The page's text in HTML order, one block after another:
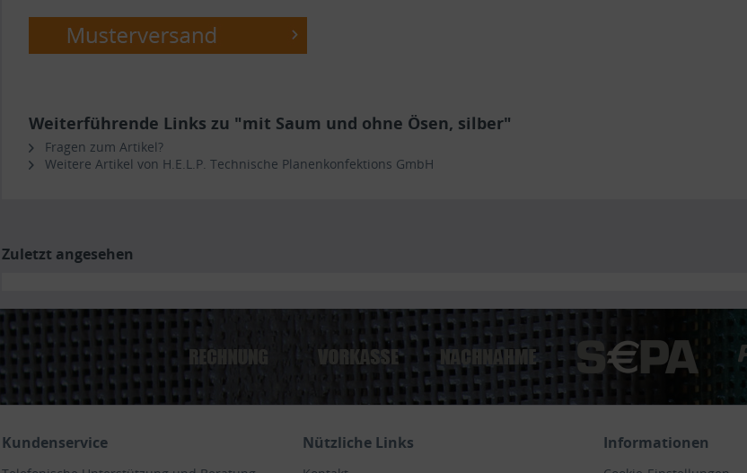
Weiterführende Links zu "mit Saum und ohne Ösen, silber"
Fragen zum Artikel?
Weitere Artikel von H.E.L.P. Technische Planenkonfektions GmbH
Zuletzt angesehen
Kundenservice Nützliche Links Informationen